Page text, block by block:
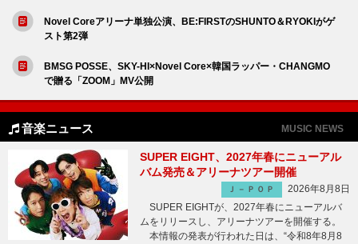
Novel Coreアリーナ単独公演、BE:FIRSTのSHUNTO＆RYOKIがゲ
スト第2弾
BMSG POSSE、SKY-HI×Novel Core×韓国ラッパー・CHANGMO
で贈る「ZOOM」MV公開
音楽ニュース MUSIC NEWS
SUPER EIGHT、2027年春にニューアル
バム発売＆アリーナツアー開催
Ｊ－ＰＯＰ
2026年8月8日
SUPER EIGHTが、2027年春にニューアルバ
ムをリリースし、アリーナツアーを開催する。
本情報の発表が行われた日は、“令和8年8月8